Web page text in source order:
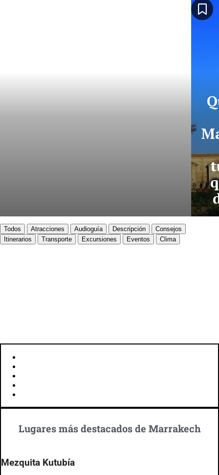
Todos Atracciones Audioguía Descripción
Consejos
Itinerarios
Transporte Excursiones Eventos Clima
Lugares más destacados de Marrakech
Mezquita Kutubía